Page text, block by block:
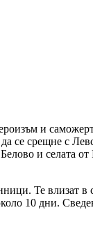
и
се срещне с
и селата
Те влизат в
10 дни.